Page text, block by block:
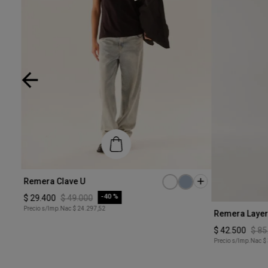
XS
Remera Clave U
$ 29.400 $49.000 -40 %
Precio s/Imp.Nac $ 24.297,52
XS
Remera
$ 42 500 $85
Precio s/Imp.Nac $